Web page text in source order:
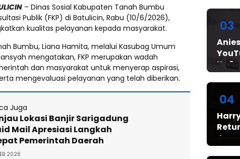
– Dinas Sosial Kabupaten Tanah Bumbu
Publik (FKP) di Batulicin, Rabu (10/6/2026),
kualitas pelayanan kepada masyarakat.
Bumbu, Liana Hamita, melalui Kasubag Umum
mengatakan, FKP merupakan wadah
dan masyarakat untuk menyerap aspirasi,
mengevaluasi pelayanan yang telah diberikan.
Juga
Lokasi Banjir Sarigadung
Mail Apresiasi Langkah
Pemerintah Daerah
2026
03
Itu?
04